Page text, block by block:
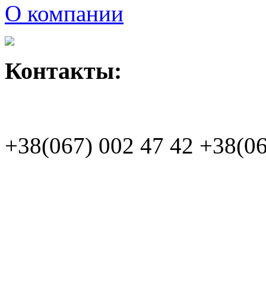
О компании
Контакты:
+38(067) 002 47 42